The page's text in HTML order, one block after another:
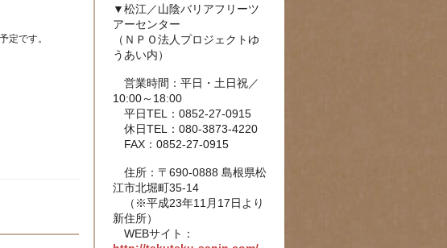
▼松江／山陰バリアフリーツ
アーセンター
（ＮＰＯ法人プロジェクトゆ
うあい内）
営業時間：平日・土日祝／
10:00～18:00
平日TEL：0852-27-0915
休日TEL：080-3873-4220
FAX：0852-27-0915
住所：〒690-0888 島根県松
江市北堀町35-14
（※平成23年11月17日より
新住所）
WEBサイト：